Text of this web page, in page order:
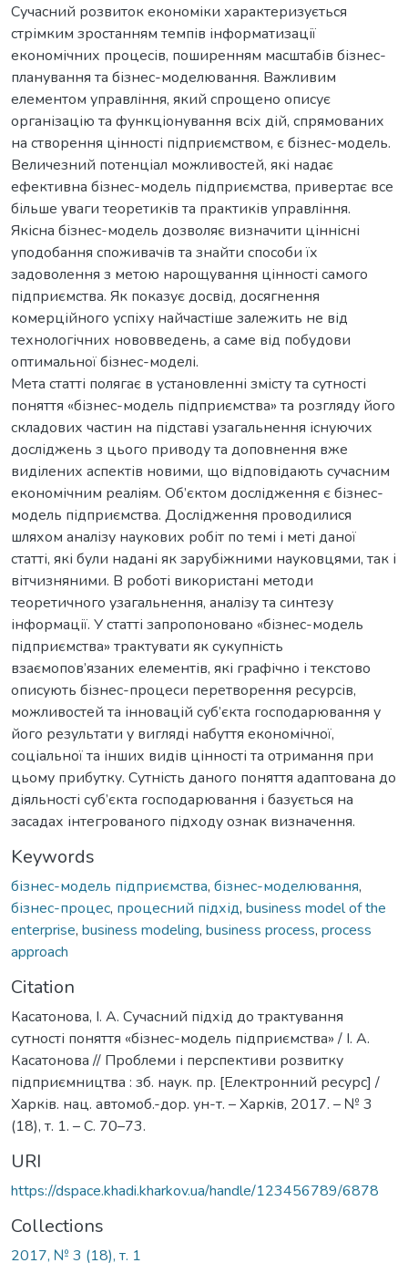
Сучасний розвиток економіки характеризується
стрімким зростанням темпів інформатизації
економічних процесів, поширенням масштабів бізнес-
планування та бізнес-моделювання. Важливим
елементом управління, який спрощено описує
організацію та функціонування всіх дій, спрямованих
на створення цінності підприємством, є бізнес-модель.
Величезний потенціал можливостей, які надає
ефективна бізнес-модель підприємства, привертає все
більше уваги теоретиків та практиків управління.
Якісна бізнес-модель дозволяє визначити ціннісні
уподобання споживачів та знайти способи їх
задоволення з метою нарощування цінності самого
підприємства. Як показує досвід, досягнення
комерційного успіху найчастіше залежить не від
технологічних нововведень, а саме від побудови
оптимальної бізнес-моделі.
Мета статті полягає в установленні змісту та сутності
поняття «бізнес-модель підприємства» та розгляду його
складових частин на підставі узагальнення існуючих
досліджень з цього приводу та доповнення вже
виділених аспектів новими, що відповідають сучасним
економічним реаліям. Об’єктом дослідження є бізнес-
модель підприємства. Дослідження проводилися
шляхом аналізу наукових робіт по темі і меті даної
статті, які були надані як зарубіжними науковцями, так і
вітчизняними. В роботі використані методи
теоретичного узагальнення, аналізу та синтезу
інформації. У статті запропоновано «бізнес-модель
підприємства» трактувати як сукупність
взаємопов’язаних елементів, які графічно і текстово
описують бізнес-процеси перетворення ресурсів,
можливостей та інновацій суб’єкта господарювання у
його результати у вигляді набуття економічної,
соціальної та інших видів цінності та отримання при
цьому прибутку. Сутність даного поняття адаптована до
діяльності суб’єкта господарювання і базується на
засадах інтегрованого підходу ознак визначення.
Keywords
бізнес-модель підприємства, бізнес-моделювання,
бізнес-процес, процесний підхід, business model of the
enterprise, business modeling, business process, process
approach
Citation
Касатонова, І. А. Сучасний підхід до трактування
сутності поняття «бізнес-модель підприємства» / І. А.
Касатонова // Проблеми і перспективи розвитку
підприємництва : зб. наук. пр. [Електронний ресурс] /
Харків. нац. автомоб.-дор. ун-т. – Харкiв, 2017. – № 3
(18), т. 1. – С. 70–73.
URI
https://dspace.khadi.kharkov.ua/handle/123456789/6878
Collections
2017, № 3 (18), т. 1